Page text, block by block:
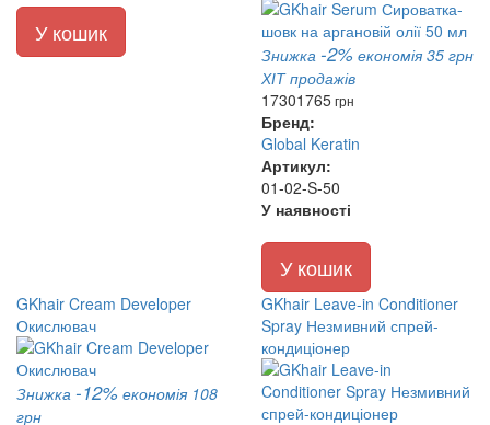
У кошик
Знижка -2% економія 35 грн
ХІТ продажів
17301765грн
Бренд:
Global Keratin
Артикул:
01-02-S-50
У наявності
У кошик
GKhair Cream Developer
Окислювач
Знижка -12% економія 108
грн
GKhair Leave-in Conditioner
Spray Незмивний спрей-
кондиціонер